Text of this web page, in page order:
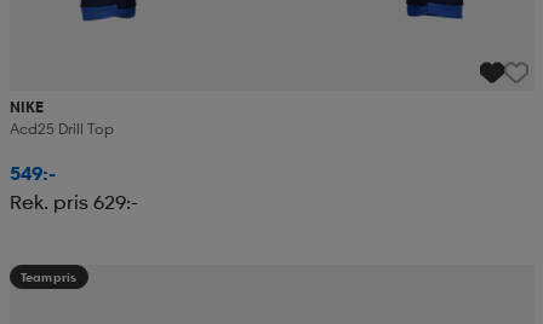
NIKE
Acd25 Drill Top
549:-
Rek. pris 629:-
Teampris